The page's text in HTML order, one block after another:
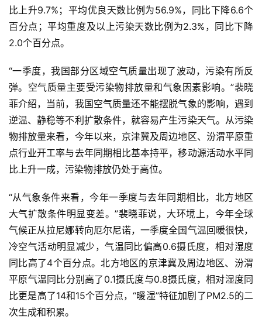
比上升9.7%；平均优良天数比例为56.9%，同比下降6.6个
百分点；平均重度及以上污染天数比例为2.3%，同比下降
2.0个百分点。
“一季度，我国部分区域空气质量出现了波动，污染有所反
弹。空气质量主要受污染物排放量和气象因素影响。”裴晓
菲介绍，当前，我国空气质量还不能摆脱气象的影响，遇到
逆温、静稳等不利扩散条件，就容易产生污染天气。从污染
物排放量来看，今年以来，京津冀及周边地区、汾渭平原重
点行业开工率与去年同期相比基本持平，移动源活动水平同
比上升一成，污染物排放仍处于高位。
“从气象条件来看，今年一季度与去年同期相比，北方地区
大气扩散条件明显变差。”裴晓菲说，大环境上，今年全球
气候正从拉尼娜转向厄尔尼诺，一季度全国气温回暖很快，
冷空气活动明显减少，气温同比偏高0.6摄氏度，相对湿度
同比高了4个百分点。北方地区的京津冀及周边地区、汾渭
平原气温同比分别高了0.1摄氏度与0.8摄氏度，相对湿度同
比更是高了14和15个百分点，“暖湿”特征加剧了PM2.5的二
次生成和积累。